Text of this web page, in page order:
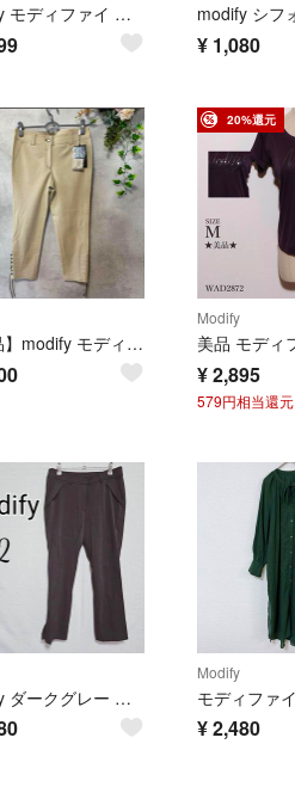
Modify モディファイ 膝丈 タックスカート ベージュ 光沢 裾切替え 38
¥ 1,080
【新品】modify モディファイ ストレートパンツ クロップドパンツ ベージュ
20%還元
Modify
¥2,895
579円相当還元
modify ダークグレー スリムフィットパンツ 42
Modify
¥2,480